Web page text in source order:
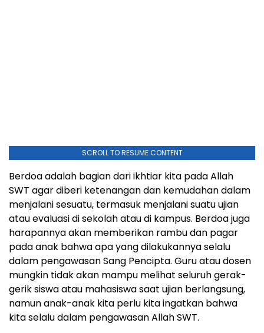
SCROLL TO RESUME CONTENT
Berdoa adalah bagian dari ikhtiar kita pada Allah
SWT agar diberi ketenangan dan kemudahan dalam
menjalani sesuatu, termasuk menjalani suatu ujian
atau evaluasi di sekolah atau di kampus. Berdoa juga
harapannya akan memberikan rambu dan pagar
pada anak bahwa apa yang dilakukannya selalu
dalam pengawasan Sang Pencipta. Guru atau dosen
mungkin tidak akan mampu melihat seluruh gerak-
gerik siswa atau mahasiswa saat ujian berlangsung,
namun anak-anak kita perlu kita ingatkan bahwa
kita selalu dalam pengawasan Allah SWT.